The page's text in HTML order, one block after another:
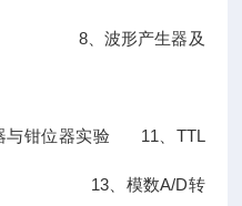
验 8、波形产生器及
与钳位器实验 11、TTL
验 13、模数A/D转